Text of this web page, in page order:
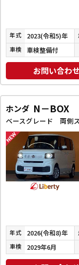
年式 2023(令和5)年
車検 車検整備付
お問い合わせ
ホンダ N－BOX
年式 2026(令和8)年
車検 2029年6月